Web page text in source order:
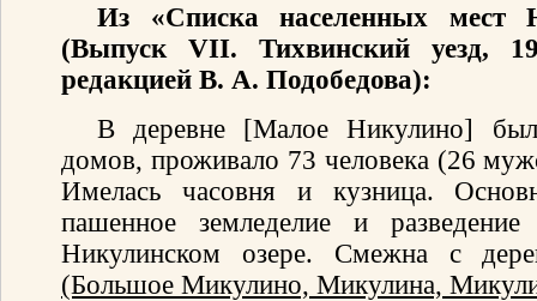
Из «Списка населенных мест
(Выпуск VII. Тихвинский уезд,
редакцией В. А. Подобедова):
В деревне [Малое Никулино]
домов, проживало 73 человека (26
Имелась часовня и кузница.
пашенное земледелие и
Никулинском озере. Смежна с
(Большое Микулино, Микулина,